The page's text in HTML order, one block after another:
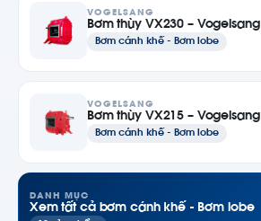
VOGELSANG
Bơm thùy VX230 – Vogelsang
Bơm cánh khế - Bơm lobe
VOGELSANG
Bơm thùy VX215 – Vogelsang
Bơm cánh khế - Bơm lobe
DANH MỤC
Xem tất cả bơm cánh khế - Bơm lobe